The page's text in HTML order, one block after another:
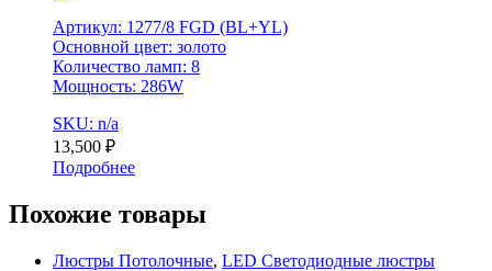
Артикул: 1277/8 FGD (BL+YL)
Основной цвет: золото
Количество ламп: 8
Мощность: 286W
SKU: n/a
13,500 ₽
Подробнее
Похожие товары
Люстры Потолочные, LED Светодиодные люстры